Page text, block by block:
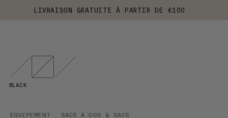
LIVRAISON GRATUITE À PARTIR DE €100
ÉQUIPEMENT SACS À DOS & SACS
BLACK